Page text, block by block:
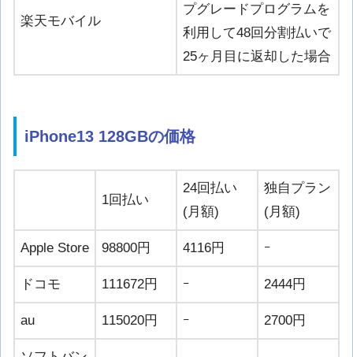
楽天モバイル
プグレードプログラムを
利用して48回分割払いで
25ヶ月目に返却した場合
iPhone13 128GBの価格
1回払い
24回払い
(月額)
独自プラン
(月額)
Apple Store 98800円 4116円 ｰ
ドコモ 111672円 ｰ 2444円
au 115020円 ｰ 2700円